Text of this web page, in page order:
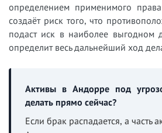
определением применимого
создаёт риск того, что
подаст иск в наиболее выгодном
определит весь дальнейший ход
Активы в Андорре под
делать прямо сейчас?
Если брак распадается, а часть